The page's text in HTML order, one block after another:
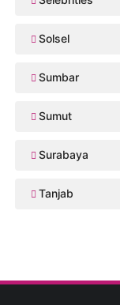
Solsel
Sumbar
Sumut
Surabaya
Tanjab